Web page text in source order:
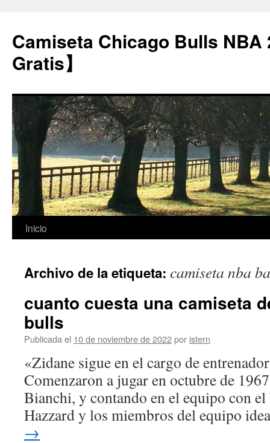
Camiseta Chicago Bulls NBA
Gratis】
Saltar
contenido
Inicio
Archivo de la etiqueta: camiseta nba
cuanto cuesta una camiseta
bulls
Publicada el 10 de noviembre de 2022por istern
«Zidane sigue en el cargo de
Comenzaron a jugar en octubre de
Bianchi, y contando en el equipo con
Hazzard y los miembros del equipo
→